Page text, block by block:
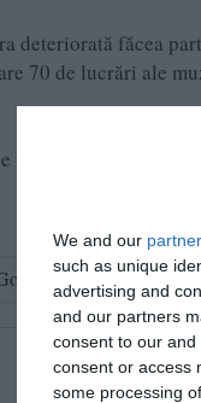
We and our
such as unique
advertising and
and our partners
consent to our and
consent or access
some processing
deteriorată făcea
70 de lucrări ale
mari maeștri